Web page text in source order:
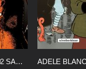
ADELE BLANC-SEC 02 SAMMELBAND